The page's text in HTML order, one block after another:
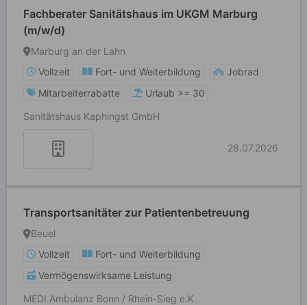
Fachberater Sanitätshaus im UKGM Marburg
(m/w/d)
Marburg an der Lahn
Vollzeit
Fort- und Weiterbildung
Jobrad
Mitarbeiterrabatte
Urlaub >= 30
Sanitätshaus Kaphingst GmbH
28.07.2026
Transportsanitäter zur Patientenbetreuung
Beuel
Vollzeit
Fort- und Weiterbildung
Vermögenswirksame Leistung
MEDI Ambulanz Bonn / Rhein-Sieg e.K.